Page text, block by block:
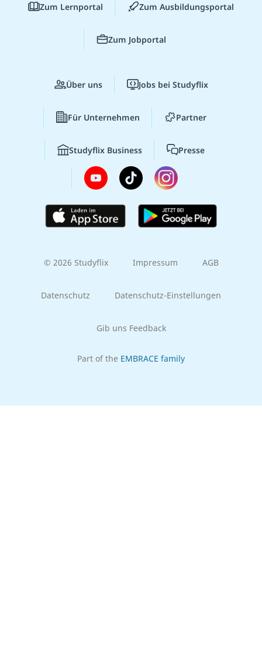
Zum Lernportal Zum Ausbildungsportal
Zum Jobportal
Über uns Jobs bei Studyflix
Für Unternehmen Partner
Studyflix Business Presse
© 2026 Studyflix Impressum AGB
Datenschutz Datenschutz-Einstellungen
Gib uns Feedback
Part of the EMBRACE family